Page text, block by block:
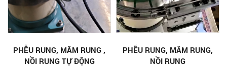
PHỄU RUNG, MÂM RUNG ,
NỒI RUNG TỰ ĐỘNG
PHỄU RUNG, MÂM RUNG,
NỒI RUNG